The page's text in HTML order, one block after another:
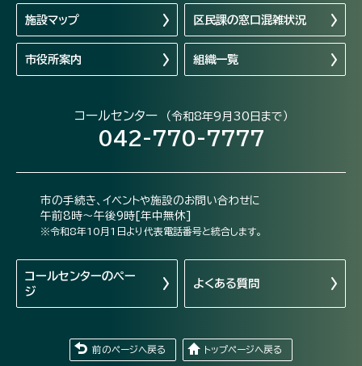
施設マップ 区民課の窓口混雑状況
市役所案内 組織一覧
コールセンター （令和8年9月30日まで）
042-770-7777
市の手続き、イベントや施設のお問い合わせに
午前8時～午後9時[年中無休]
※令和8年10月1日より代表電話番号と統合します。
コールセンターのペー
ジ
よくある質問
前のページへ戻る トップページへ戻る